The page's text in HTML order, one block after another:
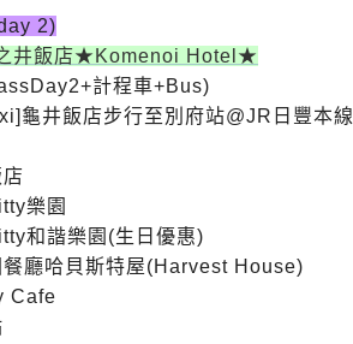
2)
井飯店★Komenoi Hotel★
計程車+Bus)
龜井飯店步行至別府站@JR日豐本線
樂園
和諧樂園(生日優惠)
餐廳哈貝斯特屋(Harvest House)
Cafe